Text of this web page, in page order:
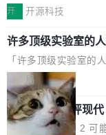
与80PLUS钛金能效
实时LCD监控屏，可
的严苛使用需求。 澎
600PG5 AI TOP具备
机身尺寸大幅精简。
功率段机身尺寸十分
巧机身有效提升市面
的价值重构。全球全
复合增长率达5.44%,
元。数字广告与公共
25年的8463亿美元扩
元。数字的背后是一
业化营销服务的需求
的同时,服务商的竞争
开 开源科技
许多顶级实验室的
了
「许多顶级实验室的
且他们认为 ICLR/
度宣传和欺诈。」
n 这条推文引发了广
话，他是说出了一个
局
xAI 前工程师评现
3 开源项目
Flash Attention 2 可